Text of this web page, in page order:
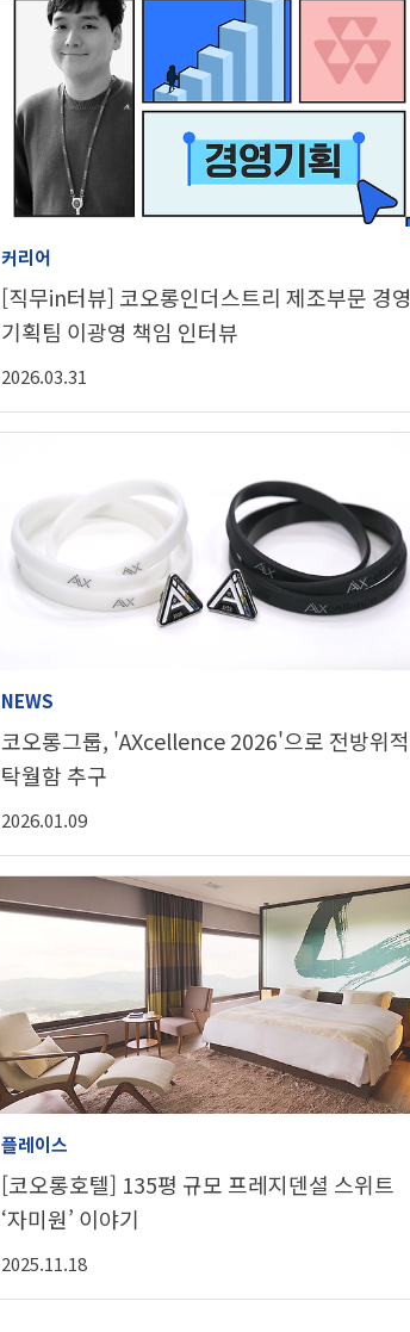
커리어
[직무in터뷰] 코오롱인더스트리 제조부문 경영
기획팀 이광영 책임 인터뷰
2026.03.31
NEWS
코오롱그룹, 'AXcellence 2026'으로 전방위적
탁월함 추구
2026.01.09
플레이스
[코오롱호텔] 135평 규모 프레지덴셜 스위트
‘자미원’ 이야기
2025.11.18